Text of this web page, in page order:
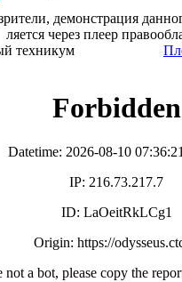
де­мон­ст­ра­ция
ля­ет­ся че­рез пле­ер
техникум